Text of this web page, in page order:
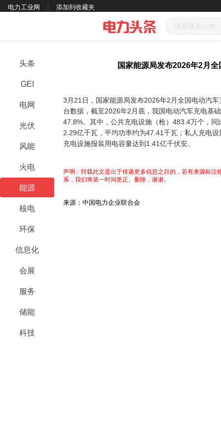
电力工业网 添加到收藏夹
头条
GEI
电网
光伏
风能
火电
能源
核电
环保
信息化
会展
服务
储能
科技
国家能源局发布2026年2月
3月21日，国家能源局发布2026年2月全国电动汽
台数据，截至2026年2月底，我国电动汽车充电基
47.8%。其中，公共充电设施（枪）483.4万个，
2.29亿千瓦，平均功率约为47.41千瓦；私人充电
充电设施报装用电容量达到1.41亿千伏安。
声明：转载此文是出于传递更多信息之目的，若有来源标
系，我们将第一时间更正、删除，谢谢。
来源：中国电力企业联合会